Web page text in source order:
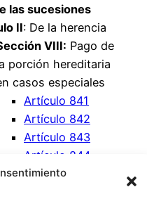
las sucesiones
II: De la herencia
VIII: Pago de
porción hereditaria
casos especiales
Artículo 841
Artículo 842
Artículo 843
Artículo 844
Artículo 845